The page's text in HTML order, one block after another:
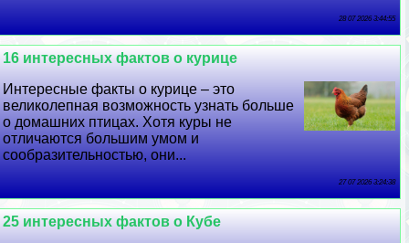
28 07 2026 3:44:55
16 интересных фактов о курице
Интересные факты о курице – это
великолепная возможность узнать больше
о домашних птицах. Хотя куры не
отличаются большим умом и
сообразительностью, они...
27 07 2026 3:24:38
25 интересных фактов о Кубе